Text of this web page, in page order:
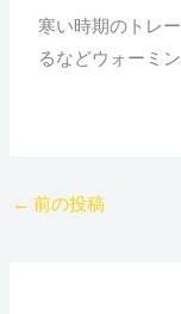
寒い時期のトレ
るなどウォーミ
← 前の投稿